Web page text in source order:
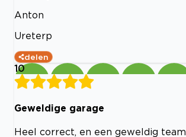
Anton
Ureterp
delen
10
Geweldige garage
Heel correct, en een geweldig team